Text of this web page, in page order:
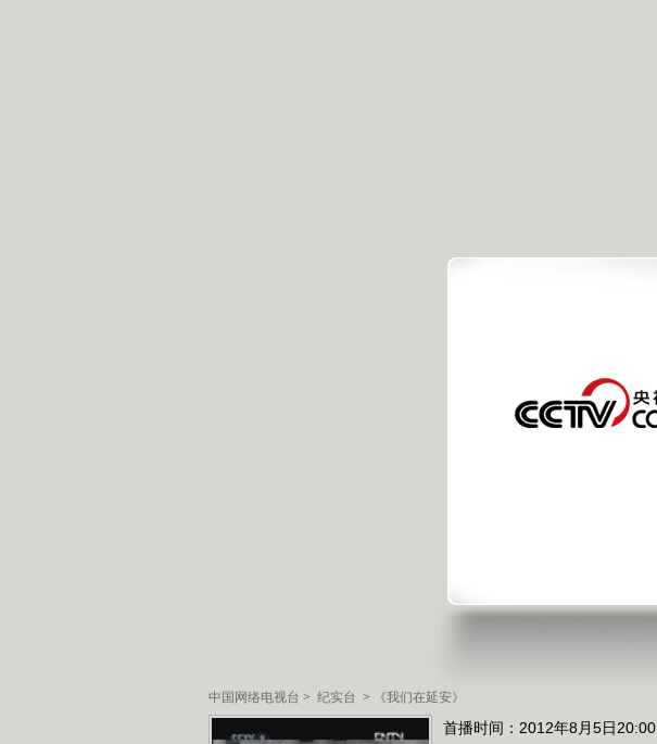
中国网络电视台 > 纪实台 > 《我们在延安》
首播时间：2012年8月5日20:00